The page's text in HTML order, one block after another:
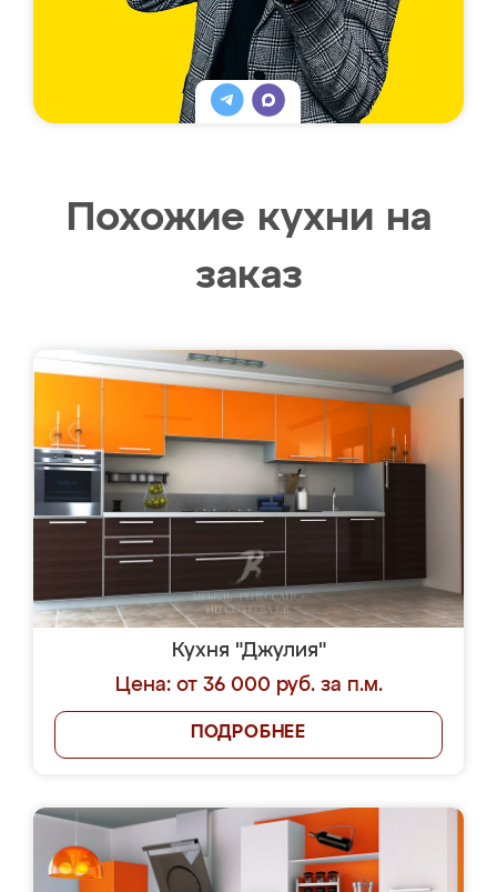
Похожие кухни на
заказ
Кухня "Джулия"
Цена: от 36 000 руб. за п.м.
ПОДРОБНЕЕ